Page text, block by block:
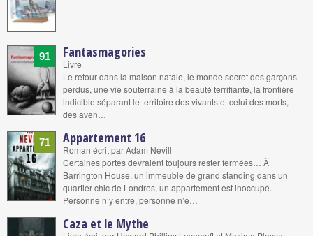
91 Fantasmagories
Livre
Le retour dans la maison natale, le monde secret des garçons
perdus, une vie souterraine à la beauté terrifiante, la frontière
indicible séparant le territoire des vivants et celui des morts,
des aven…
71 Appartement 16
Roman écrit par Adam Nevill
Certaines portes devraient toujours rester fermées… À
Barrington House, un immeuble de grand standing dans un
quartier chic de Londres, un appartement est inoccupé.
Personne n’y entre, personne n’e…
Caza et le Mythe